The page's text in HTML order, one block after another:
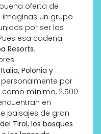
oferta de
imaginas un grupo
por ser los
esa cadena
Resorts.
Polonia y
por
mínimo, 2.500
en
paisajes de gran
Tirol, los bosques